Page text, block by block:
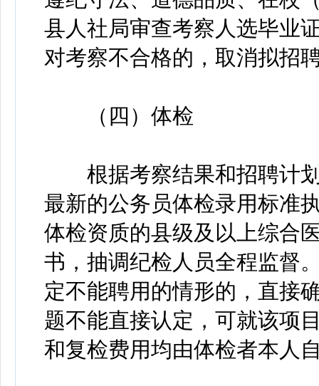
县人社局审查考察人选毕业
对考察不合格的，取消拟招
（四）体检
根据考察结果和招聘计划
最新的公务员体检录用标准
体检资质的县级及以上综合
书，抽调纪检人员全程监督
定不能聘用的情形的，直接
题不能直接认定，可就该项
和复检费用均由体检者本人